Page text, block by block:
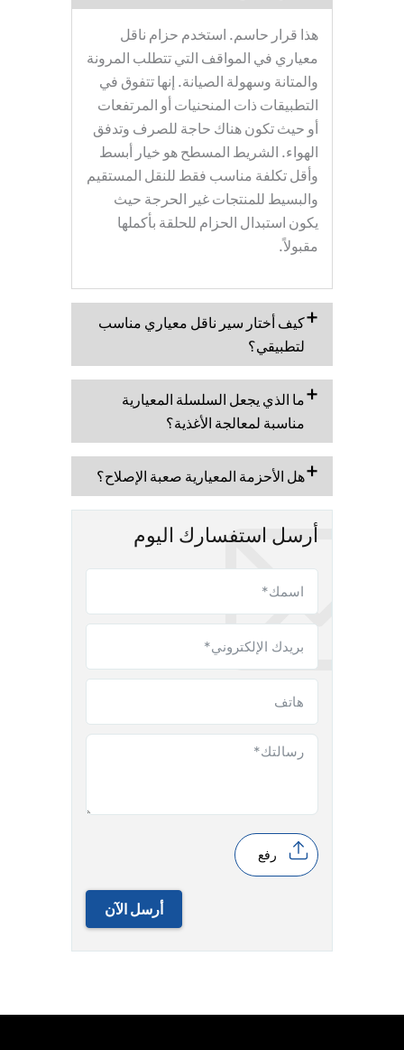
هذا قرار حاسم. استخدم حزام ناقل
معياري في المواقف التي تتطلب المرونة
والمتانة وسهولة الصيانة. إنها تتفوق في
التطبيقات ذات المنحنيات أو المرتفعات
أو حيث تكون هناك حاجة للصرف وتدفق
الهواء. الشريط المسطح هو خيار أبسط
وأقل تكلفة مناسب فقط للنقل المستقيم
والبسيط للمنتجات غير الحرجة حيث
يكون استبدال الحزام للحلقة بأكملها
مقبولاً.
كيف أختار سير ناقل معياري مناسب
لتطبيقي؟
ما الذي يجعل السلسلة المعيارية
مناسبة لمعالجة الأغذية؟
هل الأحزمة المعيارية صعبة الإصلاح؟
أرسل استفسارك اليوم
رفع
أرسل الآن